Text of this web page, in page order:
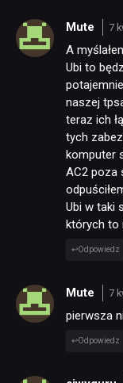
Mute 7
A
Ubi to
naszej
teraz ich
tych
komputer
AC2 poza
Ubi w taki
których to
Odpowiedz
Mute 7
pierwsza
Odpowiedz